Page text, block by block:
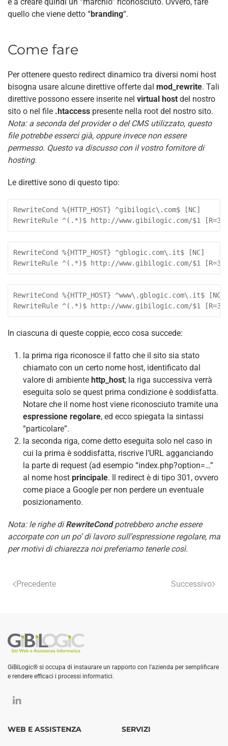
quello che viene detto “branding“.
Come fare
Per ottenere questo redirect dinamico tra diversi nomi host
bisogna usare alcune direttive offerte dal mod_rewrite. Tali
direttive possono essere inserite nel virtual host del nostro
sito o nel file .htaccess presente nella root del nostro sito.
Nota: a seconda del provider o del CMS utilizzato, questo
file potrebbe esserci già, oppure invece non essere
permesso. Questo va discusso con il vostro fornitore di
hosting.
Le direttive sono di questo tipo:
RewriteCond %{HTTP_HOST} ^gibilogic\.com$ [NC]
RewriteRule ^(.*)$ http://www.gibilogic.com/$1
RewriteCond %{HTTP_HOST} ^gblogic.com\.it$ [NC]
RewriteCond %{HTTP_HOST} ^www\.gblogic.com\.it$ [NC]
In ciascuna di queste coppie, ecco cosa succede:
la prima riga riconosce il fatto che il sito sia stato
chiamato con un certo nome host, identificato dal
valore di ambiente http_host; la riga successiva verrà
eseguita solo se quest prima condizione è soddisfatta.
Notare che il nome host viene riconosciuto tramite una
espressione regolare, ed ecco spiegata la sintassi
“particolare”.
la seconda riga, come detto eseguita solo nel caso in
cui la prima è soddisfatta, riscrive l’URL agganciando
la parte di request (ad esempio “index.php?option=…”
al nome host principale. Il redirect è di tipo 301, ovvero
come piace a Google per non perdere un eventuale
posizionamento.
Nota: le righe diRewriteCondpotrebbero anche essere
accorpate con un po’ di lavoro sull’espressione regolare, ma
per motivi di chiarezza noi preferiamo tenerle così.
Precedente Successivo
GiBiLogic® si occupa di instaurare un rapporto con l'azienda per semplificare
e rendere efficaci i processi informatici.
WEB E ASSISTENZA SERVIZI